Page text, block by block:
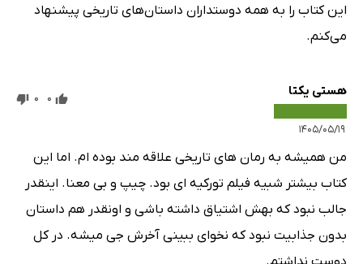
16 دقیقه قسمت چهارم: فصل پنجاه و پنجم
قسمت چهارم: فصل پنجاه و ششم
11 دقیقه قسمت چهارم: فصل شصتم
7 دقیقه قسمت چهارم: فصل شصت و یکم
قسمت چهارم: فصل شصت و دوم
این کتاب را به همه دوستداران داستان‌های تاریخی پیشنهاد
می‌کنم.
هستی یکتا
۱۴۰۵/۰۵/۱۹
0
0
من همیشه به رمان های تاریخی علاقه مند بوده ام. اما این
کتاب بیشتر شبیه فیلم تورکیه ای بود. چیپ و بی معنا. اینقدر
جالب نبود که بهش اشتیاق داشته باشی و اونقدر هم داستان
بدون جذابیت نبود که نخوای ببینی آخرش جی میشه. در کل